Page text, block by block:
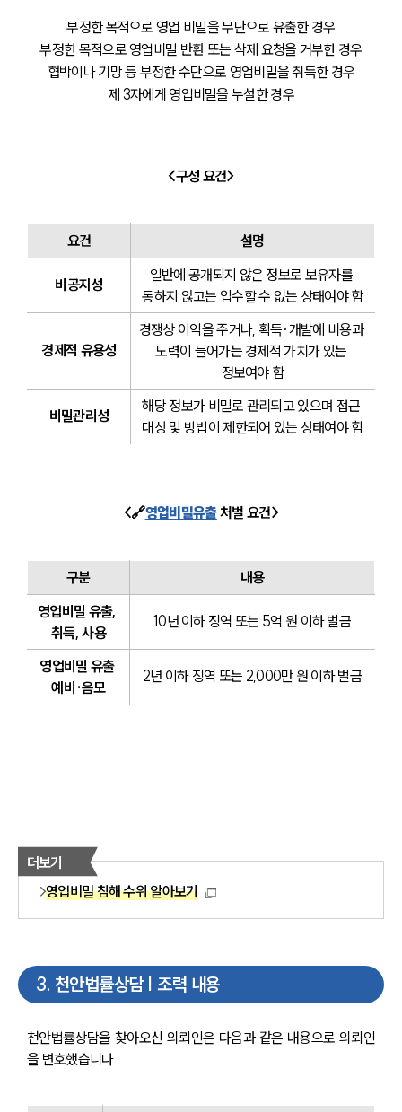
AI대륜
업무사례
사례분석/최신동향
법률정보
법률지식인
부정한 목적으로 영업 비밀을 무단으로 유출한 경우
부정한 목적으로 영업비밀 반환 또는 삭제 요청을 거부한 경우
협박이나 기망 등 부정한 수단으로 영업비밀을 취득한 경우
제 3자에게 영업비밀을 누설한 경우
<구성 요건>
요건 설명
비공지성
일반에 공개되지 않은 정보로 보유자를
통하지 않고는 입수할 수 없는 상태여야 함
경제적 유용성
경쟁상 이익을 주거나, 획득·개발에 비용과
노력이 들어가는 경제적 가치가 있는
정보여야 함
비밀관리성
해당 정보가 비밀로 관리되고 있으며 접근
대상 및 방법이 제한되어 있는 상태여야 함
<🔗영업비밀유출 처벌 요건>
구분
내용
영업비밀 유출,
취득, 사용
10년 이하 징역 또는 5억 원 이하 벌금
영업비밀 유출
예비·음모
2년 이하 징역 또는 2,000만 원 이하 벌금
더보기
영업비밀 침해 수위 알아보기
3. 천안법률상담 | 조력 내용
천안법률상담을 찾아오신 의뢰인은 다음과 같은 내용으로 의뢰인
을 변호했습니다.